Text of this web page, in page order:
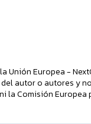
Unión Europea -
autor o autores y
la Comisión